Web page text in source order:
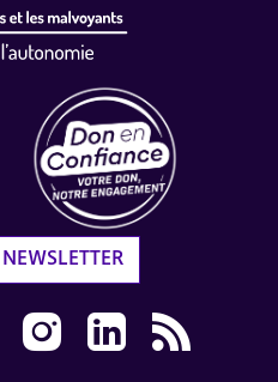
AVH dans une
sur Facebook AVH dans
suivre sur X AVH dans une
Nous suivre sur Instagram
Nous suivre sur
Flux RSS